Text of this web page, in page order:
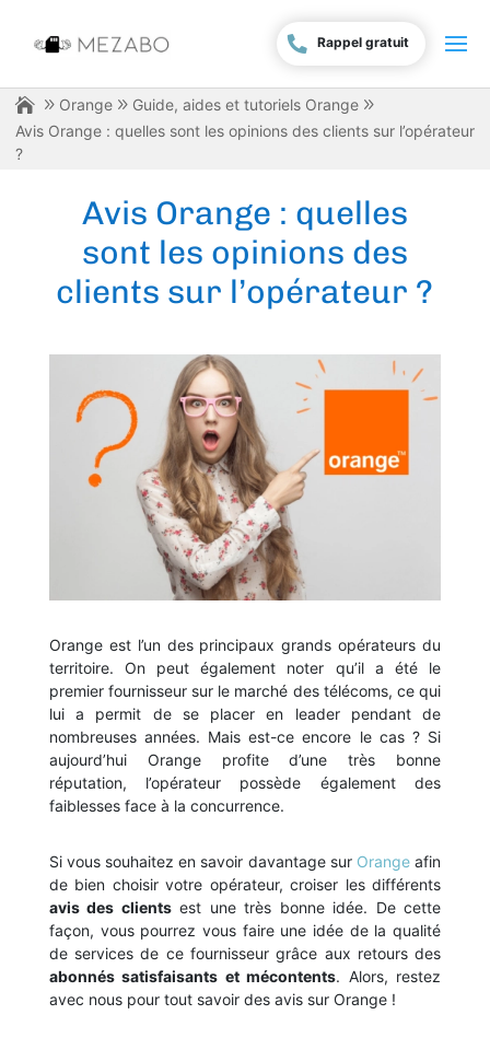
Rappel gratuit
Orange
Guide, aides et tutoriels Orange
Avis Orange : quelles sont les opinions des clients sur l’opérateur
?
Avis Orange : quelles
sont les opinions des
clients sur l’opérateur ?
Orange est l’un des principaux grands opérateurs du
territoire. On peut également noter qu’il a été le
premier fournisseur sur le marché des télécoms, ce qui
lui a permit de se placer en leader pendant de
nombreuses années. Mais est-ce encore le cas ? Si
aujourd’hui Orange profite d’une très bonne
réputation, l’opérateur possède également des
faiblesses face à la concurrence.
Si vous souhaitez en savoir davantage sur Orange afin
de bien choisir votre opérateur, croiser les différents
avis des clientsest une très bonne idée. De cette
façon, vous pourrez vous faire une idée de la qualité
de services de ce fournisseur grâce aux retours des
abonnés satisfaisants et mécontents. Alors, restez
avec nous pour tout savoir des avis sur Orange !